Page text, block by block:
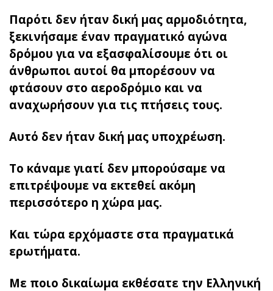
Παρότι δεν ήταν δική μας αρμοδιότητα,
ξεκινήσαμε έναν πραγματικό αγώνα
δρόμου για να εξασφαλίσουμε ότι οι
άνθρωποι αυτοί θα μπορέσουν να
φτάσουν στο αεροδρόμιο και να
αναχωρήσουν για τις πτήσεις τους.
Αυτό δεν ήταν δική μας υποχρέωση.
Το κάναμε γιατί δεν μπορούσαμε να
επιτρέψουμε να εκτεθεί ακόμη
περισσότερο η χώρα μας.
Και τώρα ερχόμαστε στα πραγματικά
ερωτήματα.
Με ποιο δικαίωμα εκθέσατε την Ελληνική